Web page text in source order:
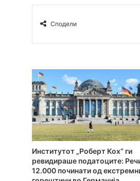
Сподели
Институтот „Роберт Кох“ ги
ревидираше податоците:
12.000 починати од